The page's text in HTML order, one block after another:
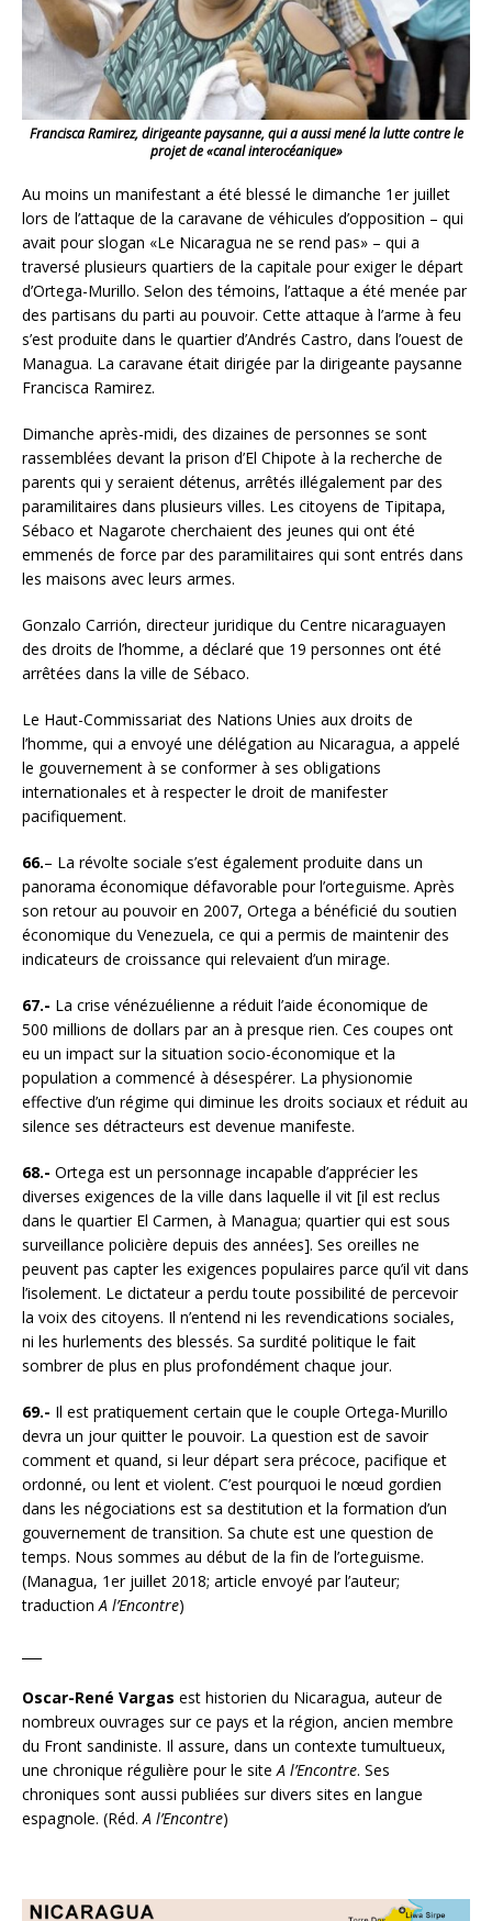
Francisca Ramirez, dirigeante paysanne, qui a aussi mené la lutte contre le
projet de «canal interocéanique»
Au moins un manifestant a été blessé le dimanche 1er juillet
lors de l’attaque de la caravane de véhicules d’opposition – qui
avait pour slogan «Le Nicaragua ne se rend pas» – qui a
traversé plusieurs quartiers de la capitale pour exiger le départ
d’Ortega-Murillo. Selon des témoins, l’attaque a été menée par
des partisans du parti au pouvoir. Cette attaque à l’arme à feu
s’est produite dans le quartier d’Andrés Castro, dans l’ouest de
Managua. La caravane était dirigée par la dirigeante paysanne
Francisca Ramirez.
Dimanche après-midi, des dizaines de personnes se sont
rassemblées devant la prison d’El Chipote à la recherche de
parents qui y seraient détenus, arrêtés illégalement par des
paramilitaires dans plusieurs villes. Les citoyens de Tipitapa,
Sébaco et Nagarote cherchaient des jeunes qui ont été
emmenés de force par des paramilitaires qui sont entrés dans
les maisons avec leurs armes.
Gonzalo Carrión, directeur juridique du Centre nicaraguayen
des droits de l’homme, a déclaré que 19 personnes ont été
arrêtées dans la ville de Sébaco.
Le Haut-Commissariat des Nations Unies aux droits de
l’homme, qui a envoyé une délégation au Nicaragua, a appelé
le gouvernement à se conformer à ses obligations
internationales et à respecter le droit de manifester
pacifiquement.
66.– La révolte sociale s’est également produite dans un
panorama économique défavorable pour l’orteguisme. Après
son retour au pouvoir en 2007, Ortega a bénéficié du soutien
économique du Venezuela, ce qui a permis de maintenir des
indicateurs de croissance qui relevaient d’un mirage.
67.- La crise vénézuélienne a réduit l’aide économique de
500 millions de dollars par an à presque rien. Ces coupes ont
eu un impact sur la situation socio-économique et la
population a commencé à désespérer. La physionomie
effective d’un régime qui diminue les droits sociaux et réduit au
silence ses détracteurs est devenue manifeste.
68.- Ortega est un personnage incapable d’apprécier les
diverses exigences de la ville dans laquelle il vit [il est reclus
dans le quartier El Carmen, à Managua; quartier qui est sous
surveillance policière depuis des années]. Ses oreilles ne
peuvent pas capter les exigences populaires parce qu’il vit dans
l’isolement. Le dictateur a perdu toute possibilité de percevoir
la voix des citoyens. Il n’entend ni les revendications sociales,
ni les hurlements des blessés. Sa surdité politique le fait
sombrer de plus en plus profondément chaque jour.
69.- Il est pratiquement certain que le couple Ortega-Murillo
devra un jour quitter le pouvoir. La question est de savoir
comment et quand, si leur départ sera précoce, pacifique et
ordonné, ou lent et violent. C’est pourquoi le nœud gordien
dans les négociations est sa destitution et la formation d’un
gouvernement de transition. Sa chute est une question de
temps. Nous sommes au début de la fin de l’orteguisme.
(Managua, 1er juillet 2018; article envoyé par l’auteur;
traduction A l’Encontre)
Oscar-René Vargas est historien du Nicaragua, auteur de
nombreux ouvrages sur ce pays et la région, ancien membre
du Front sandiniste. Il assure, dans un contexte tumultueux,
une chronique régulière pour le site A l’Encontre. Ses
chroniques sont aussi publiées sur divers sites en langue
espagnole. (Réd. A l’Encontre)